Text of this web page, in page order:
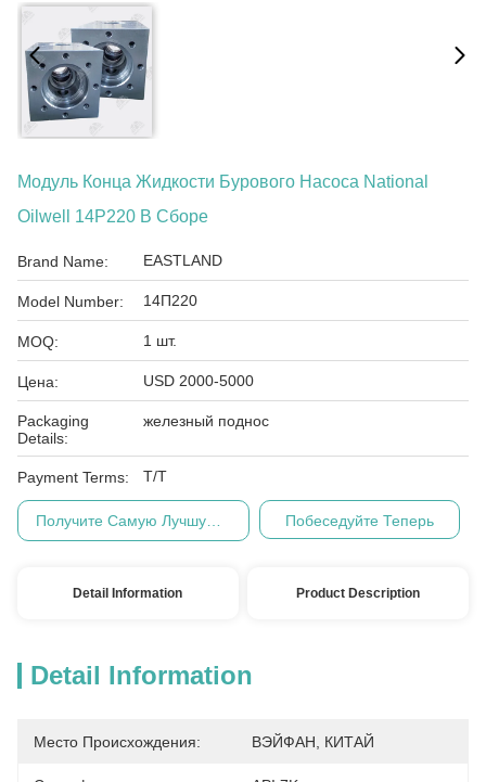
Модуль Конца Жидкости Бурового Насоса National
Oilwell 14P220 В Сборе
Brand Name: EASTLAND
Model Number: 14П220
MOQ: 1 шт.
Цена: USD 2000-5000
Packaging
Details:
железный поднос
Payment Terms: Т/Т
Побеседуйте Теперь
Detail Information Product Description
Detail Information
Место Происхождения: ВЭЙФАН, КИТАЙ